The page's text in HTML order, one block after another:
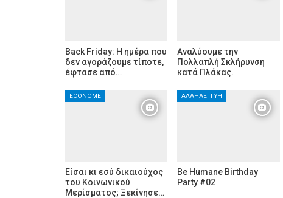
Back Friday: H ημέρα που
δεν αγοράζουμε τίποτε,
έφτασε από…
Αναλύουμε την
Πολλαπλή Σκλήρυνση
κατά Πλάκας.
ECONOME
Είσαι κι εσύ δικαιούχος
του Κοινωνικού
Μερίσματος; Ξεκίνησε…
ΑΛΛΗΛΕΓΓΎΗ
Be Humane Birthday
Party #02